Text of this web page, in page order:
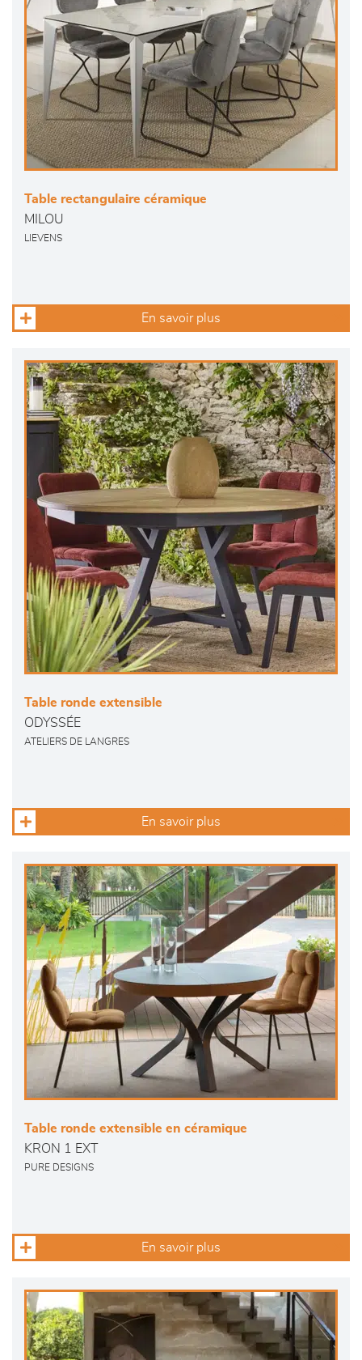
Table rectangulaire céramique
MILOU
LIEVENS
En savoir plus
Table ronde extensible
ODYSSÉE
ATELIERS DE LANGRES
En savoir plus
Table ronde extensible en céramique
KRON 1 EXT
PURE DESIGNS
En savoir plus